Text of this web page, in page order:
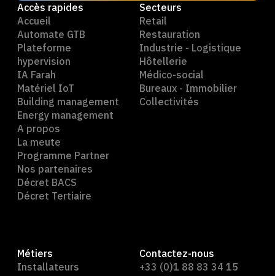
Accès rapides
Accueil
Automate GTB
Plateforme
hypervision
IA Farah
Matériel IoT
Building management
Energy management
A propos
La meute
Programme Partner
Nos partenaires
Décret BACS
Décret Tertiaire
Secteurs
Retail
Restauration
Industrie - Logistique
Hôtellerie
Médico-social
Bureaux - Immobilier
Collectivités
Métiers
Installateurs
Contactez-nous
+33 (0)1 88 83 34 15